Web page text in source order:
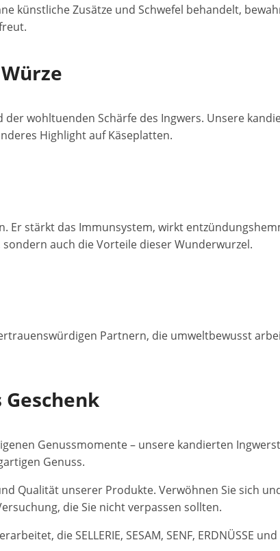
künstliche Zusätze und Schwefel behandelt,
wohltuenden Schärfe des Ingwers. Unsere
Highlight auf Käseplatten.
Er stärkt das Immunsystem, wirkt
auch die Vorteile dieser Wunderwurzel.
Partnern, die umweltbewusst
Genussmomente – unsere kandierten
Genuss.
Qualität unserer Produkte. Verwöhnen Sie sich
die Sie nicht verpassen sollten.
die SELLERIE, SESAM, SENF, ERDNÜSSE und